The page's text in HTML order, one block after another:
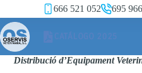
666 521 052 695
CATÁLOGO 2025
Distribució d’Equipament